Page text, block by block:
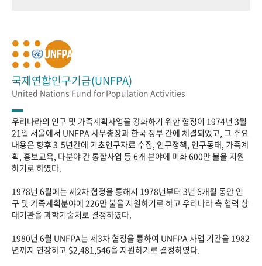
국제연합인구기금(UNFPA)
United Nations Fund for Population Activities
우리나라의 인구 및 가족계획사업을 강화하기 위한 협정이 1974년 3월
21일 서울에서 UNFPA 사무총장과 한국 정부 간에 체결되었고, 그 주요
내용은 향후 3-5년간에 기초인구자료 수집, 인구정책, 인구동태, 가족계
획, 홍보교육, 다분야 간 통합사업 등 6개 분야에 미화 600만 불을 지원
하기로 하였다.
1978년 6월에는 제2차 협정을 통해서 1978년부터 3년 6개월 동안 인
구 및 가족계획분야에 226만 불을 지원하기로 하고 우리나라 측 협력 상
대기관을 과학기술처로 결정하였다.
1980년 6월 UNFPA는 제3차 협정을 통하여 UNFPA 사업 기간을 1982
년까지 연장하고 $2,481,546을 지원하기로 결정하였다.